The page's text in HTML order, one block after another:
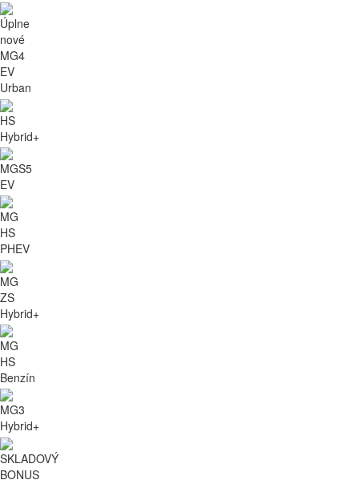
Úplne
nové
MG4
EV
Urban
HS
Hybrid+
MGS5
EV
MG
HS
PHEV
MG
ZS
Hybrid+
MG
HS
Benzín
MG3
Hybrid+
SKLADOVÝ
BONUS